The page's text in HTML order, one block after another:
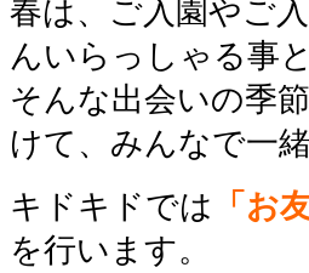
春は、ご入園やご
んいらっしゃる事
そんな出会いの季
けて、みんなで一
キドキドでは 「お
を行います。